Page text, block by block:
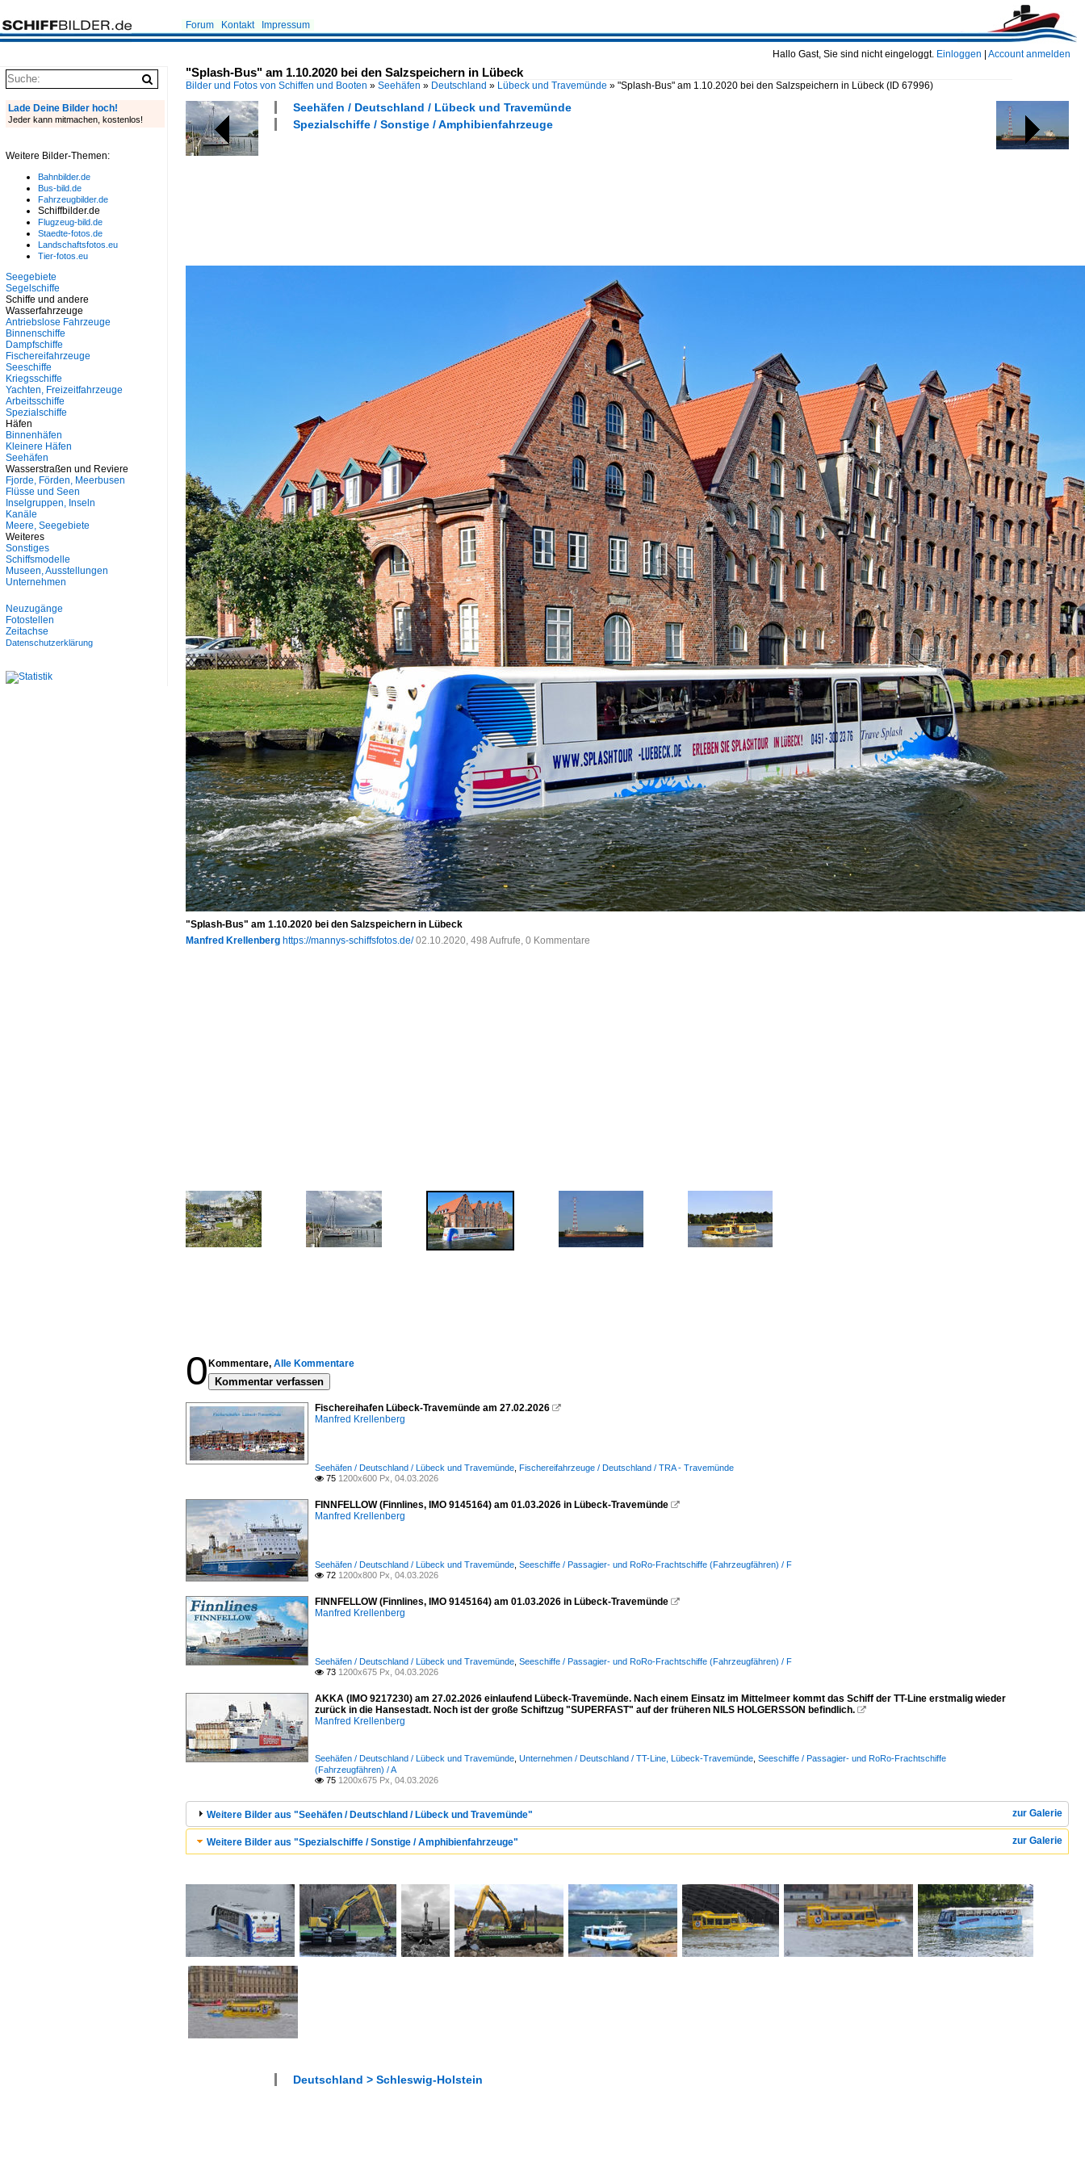
Hallo Gast, Sie sind nicht eingeloggt. Einloggen Account anmelden
Forum Kontakt Impressum
"Splash-Bus" am 1.10.2020 bei den Salzspeichern in Lübeck
Bilder und Fotos von Schiffen und Booten » Seehäfen » Deutschland » Lübeck und Travemünde » "Splash-Bus" am 1.10.2020 bei den Salzspeichern in Lübeck (ID 67996)
Seehäfen / Deutschland / Lübeck und Travemünde
Spezialschiffe / Sonstige / Amphibienfahrzeuge
"Splash-Bus" am 1.10.2020 bei den Salzspeichern in Lübeck
Manfred Krellenberg https://mannys-schiffsfotos.de/ 02.10.2020, 498 Aufrufe, 0 Kommentare
0 Kommentare, Alle Kommentare
Kommentar verfassen
Fischereihafen Lübeck-Travemünde am 27.02.2026 
Manfred Krellenberg
Seehäfen / Deutschland / Lübeck und Travemünde Fischereifahrzeuge / Deutschland / TRA - Travemünde
 75 1200x600 Px, 04.03.2026
FINNFELLOW (Finnlines, IMO 9145164) am 01.03.2026 in Lübeck-Travemünde 
Manfred Krellenberg
Seehäfen / Deutschland / Lübeck und Travemünde Seeschiffe / Passagier- und RoRo-Frachtschiffe (Fahrzeugfähren) / F
 72 1200x800 Px, 04.03.2026
FINNFELLOW (Finnlines, IMO 9145164) am 01.03.2026 in Lübeck-Travemünde 
Manfred Krellenberg
Seehäfen / Deutschland / Lübeck und Travemünde Seeschiffe / Passagier- und RoRo-Frachtschiffe (Fahrzeugfähren) / F
 73 1200x675 Px, 04.03.2026
AKKA (IMO 9217230) am 27.02.2026 einlaufend Lübeck-Travemünde. Nach einem Einsatz im Mittelmeer kommt das Schiff der TT-Line erstmalig wieder
zurück in die Hansestadt. Noch ist der große Schiftzug "SUPERFAST" auf der früheren NILS HOLGERSSON befindlich. 
Manfred Krellenberg
Seehäfen / Deutschland / Lübeck und Travemünde Unternehmen / Deutschland / TT-Line, Lübeck-Travemünde Seeschiffe / Passagier- und RoRo-Frachtschiffe
(Fahrzeugfähren) / A
 75 1200x675 Px, 04.03.2026
zur Galerie
Weitere Bilder aus "Seehäfen / Deutschland / Lübeck und Travemünde"
zur Galerie
Weitere Bilder aus "Spezialschiffe / Sonstige / Amphibienfahrzeuge"
Deutschland > Schleswig-Holstein
Lade Deine Bilder hoch!
Jeder kann mitmachen, kostenlos!
Weitere Bilder-Themen:
Bahnbilder.de
Bus-bild.de
Fahrzeugbilder.de
Schiffbilder.de
Flugzeug-bild.de
Staedte-fotos.de
Landschaftsfotos.eu
Tier-fotos.eu
Seegebiete
Segelschiffe
Schiffe und andere
Wasserfahrzeuge
Antriebslose Fahrzeuge
Binnenschiffe
Dampfschiffe
Fischereifahrzeuge
Seeschiffe
Kriegsschiffe
Yachten, Freizeitfahrzeuge
Arbeitsschiffe
Spezialschiffe
Häfen
Binnenhäfen
Kleinere Häfen
Seehäfen
Wasserstraßen und Reviere
Fjorde, Förden, Meerbusen
Flüsse und Seen
Inselgruppen, Inseln
Kanäle
Meere, Seegebiete
Weiteres
Sonstiges
Schiffsmodelle
Museen, Ausstellungen
Unternehmen
Neuzugänge
Fotostellen
Zeitachse
Datenschutzerklärung